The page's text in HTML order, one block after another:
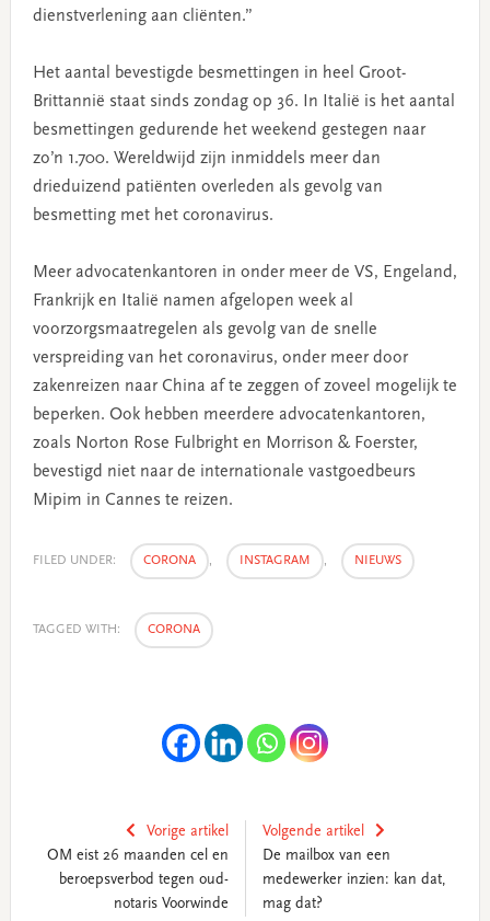
dienstverlening aan cliënten.”
Het aantal bevestigde besmettingen in heel Groot-
Brittannië staat sinds zondag op 36. In Italië is het aantal
besmettingen gedurende het weekend gestegen naar
zo’n 1.700. Wereldwijd zijn inmiddels meer dan
drieduizend patiënten overleden als gevolg van
besmetting met het coronavirus.
Meer advocatenkantoren in onder meer de VS, Engeland,
Frankrijk en Italië namen afgelopen week al
voorzorgsmaatregelen als gevolg van de snelle
verspreiding van het coronavirus, onder meer door
zakenreizen naar China af te zeggen of zoveel mogelijk te
beperken. Ook hebben meerdere advocatenkantoren,
zoals Norton Rose Fulbright en Morrison & Foerster,
bevestigd niet naar de internationale vastgoedbeurs
Mipim in Cannes te reizen.
FILED UNDER: CORONA , INSTAGRAM , NIEUWS
TAGGED WITH: CORONA
Vorige artikel
OM eist 26 maanden cel en
beroepsverbod tegen oud-
notaris Voorwinde
Volgende artikel
De mailbox van een
medewerker inzien: kan dat,
mag dat?